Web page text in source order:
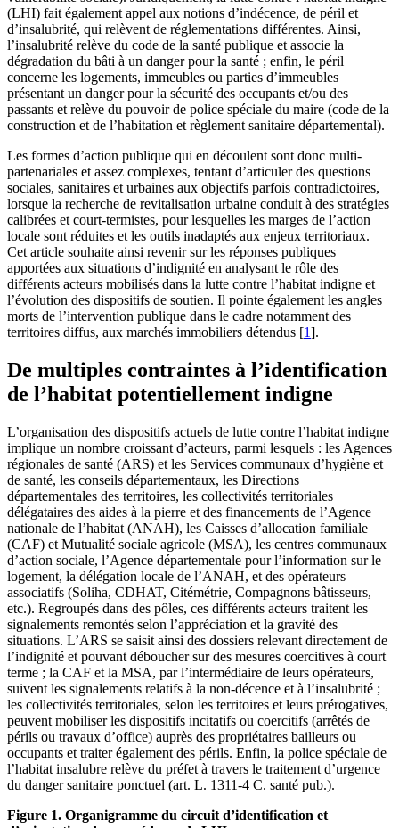
(LHI) fait également appel aux notions d’indécence, de péril et
d’insalubrité, qui relèvent de réglementations différentes. Ainsi,
l’insalubrité relève du code de la santé publique et associe la
dégradation du bâti à un danger pour la santé ; enfin, le péril
concerne les logements, immeubles ou parties d’immeubles
présentant un danger pour la sécurité des occupants et/ou des
passants et relève du pouvoir de police spéciale du maire (code de la
construction et de l’habitation et règlement sanitaire départemental).
Les formes d’action publique qui en découlent sont donc multi-
partenariales et assez complexes, tentant d’articuler des questions
sociales, sanitaires et urbaines aux objectifs parfois contradictoires,
lorsque la recherche de revitalisation urbaine conduit à des stratégies
calibrées et court-termistes, pour lesquelles les marges de l’action
locale sont réduites et les outils inadaptés aux enjeux territoriaux.
Cet article souhaite ainsi revenir sur les réponses publiques
apportées aux situations d’indignité en analysant le rôle des
différents acteurs mobilisés dans la lutte contre l’habitat indigne et
l’évolution des dispositifs de soutien. Il pointe également les angles
morts de l’intervention publique dans le cadre notamment des
territoires diffus, aux marchés immobiliers détendus [1].
De multiples contraintes à l’identification
de l’habitat potentiellement indigne
L’organisation des dispositifs actuels de lutte contre l’habitat indigne
implique un nombre croissant d’acteurs, parmi lesquels : les Agences
régionales de santé (ARS) et les Services communaux d’hygiène et
de santé, les conseils départementaux, les Directions
départementales des territoires, les collectivités territoriales
délégataires des aides à la pierre et des financements de l’Agence
nationale de l’habitat (ANAH), les Caisses d’allocation familiale
(CAF) et Mutualité sociale agricole (MSA), les centres communaux
d’action sociale, l’Agence départementale pour l’information sur le
logement, la délégation locale de l’ANAH, et des opérateurs
associatifs (Soliha, CDHAT, Citémétrie, Compagnons bâtisseurs,
etc.). Regroupés dans des pôles, ces différents acteurs traitent les
signalements remontés selon l’appréciation et la gravité des
situations. L’ARS se saisit ainsi des dossiers relevant directement de
l’indignité et pouvant déboucher sur des mesures coercitives à court
terme ; la CAF et la MSA, par l’intermédiaire de leurs opérateurs,
suivent les signalements relatifs à la non-décence et à l’insalubrité ;
les collectivités territoriales, selon les territoires et leurs prérogatives,
peuvent mobiliser les dispositifs incitatifs ou coercitifs (arrêtés de
périls ou travaux d’office) auprès des propriétaires bailleurs ou
occupants et traiter également des périls. Enfin, la police spéciale de
l’habitat insalubre relève du préfet à travers le traitement d’urgence
du danger sanitaire ponctuel (art. L. 1311-4 C. santé pub.).
Figure 1. Organigramme du circuit d’identification et